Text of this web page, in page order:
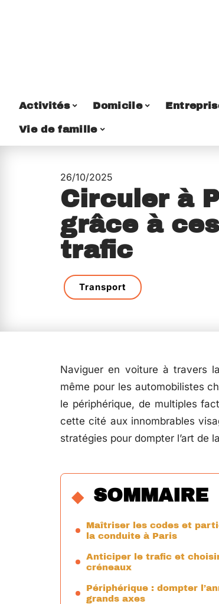
Activités Domicile
Vie de famille
26/10/2025
Circuler à
grâce à
trafic
Transport
Naviguer en voiture à travers
même pour les automobilistes
le périphérique, de multiples
cette cité aux innombrables
stratégies pour dompter l’art de
SOMMAIRE
Maîtriser les codes et
la conduite à Paris
Anticiper le trafic et
créneaux
Périphérique : dompter
grands axes